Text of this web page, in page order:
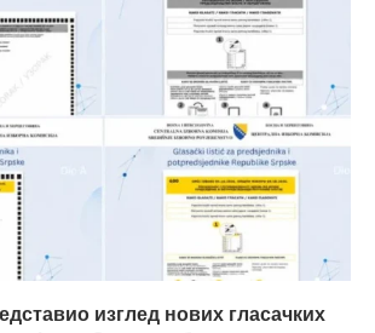
изглед нових гласачких